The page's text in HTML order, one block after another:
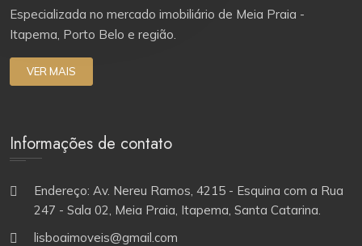
Especializada no mercado imobiliário de Meia Praia -
Itapema, Porto Belo e região.
VER MAIS
Informações de contato
Endereço: Av. Nereu Ramos, 4215 - Esquina com a Rua
247 - Sala 02, Meia Praia, Itapema, Santa Catarina.
lisboaimoveis@gmail.com